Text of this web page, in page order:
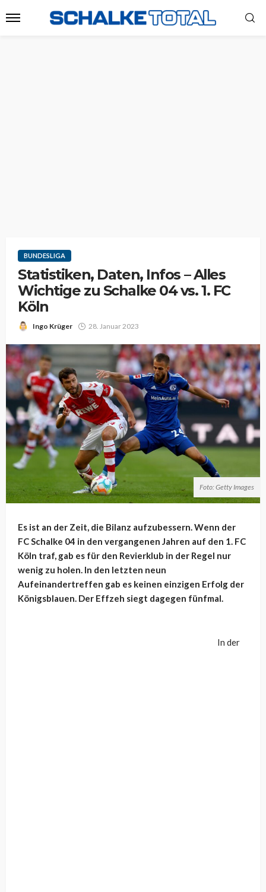
BUNDESLIGA
Statistiken, Daten, Infos – Alles
Wichtige zu Schalke 04 vs. 1. FC
Köln
Ingo Krüger 28. Januar 2023
Foto: Getty Images
Es ist an der Zeit, die Bilanz aufzubessern. Wenn der
FC Schalke 04 in den vergangenen Jahren auf den 1. FC
Köln traf, gab es für den Revierklub in der Regel nur
wenig zu holen. In den letzten neun
Aufeinandertreffen gab es keinen einzigen Erfolg der
Königsblauen. Der Effzeh siegt dagegen fünfmal.
In der